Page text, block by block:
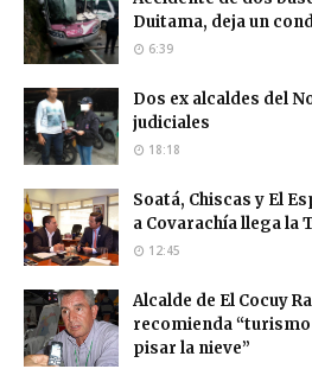
Duitama, deja un
6:39
Dos ex alcaldes del
judiciales
18:18
Soatá, Chiscas y El
a Covarachía llega la
12:45
Alcalde de El Cocuy
recomienda “turismo
pisar la nieve”